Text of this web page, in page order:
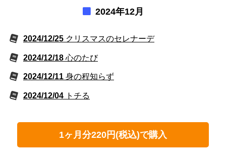
2024年12月
2024/12/25 クリスマスのセレナーデ
2024/12/18 心のたび
2024/12/11 身の程知らず
2024/12/04 トチる
1ヶ月分220円(税込)で購入